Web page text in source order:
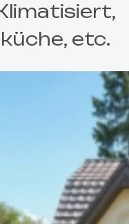
etc.